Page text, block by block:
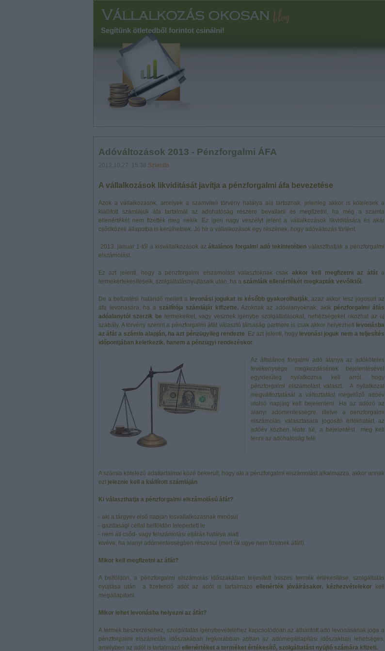
Segítünk ötletedből forintot csinálni!
Adóváltozások 2013 - Pénzforgalmi ÁFA
2012.10.27. 15:38 Szianita
A vállalkozások likviditását javítja a pénzforgalmi áfa bevezetése
Azok a vállalkozások, amelyek a számviteli törvény hatálya alá tartoznak, jelenleg akkor is kötelesek a
kiállított számlájuk áfa tartalmát az adóhatóság részére bevallani és megfizetni, ha még a számla
ellenértékét nem fizették meg nekik. Ez igen nagy veszélyt jelent a vállalkozások likviditására és akár
csődközeli állapotba is kerülhetnek. Jó hír a vállalkozások egy részének, hogy adóváltozás történt.
2013. január 1-től a kisvállalkozások azáltalános forgalmi adó tekintetében választhatják a pénzforgalmi
elszámolást.
Ez azt jelenti, hogy a pénzforgalmi elszámolást választóknak csak akkor kell megfizetni az áfáta
termékértékesítéseik, szolgáltatásnyújtásaik után, ha a számláik ellenértékét megkapták vevőiktől.
De a befizetési határidő mellett a levonási jogukat is később gyakorolhatják, azaz akkor lesz jogosult az
áfa levonására, ha a szállítója számláját kifizette. Azoknak az adóalanyoknak, akik pénzforgalmi áfás
adóalanytól szerzik be termékeiket, vagy vesznek igénybe szolgáltatásokat, nehézségeket okozhat az új
szabály. A törvény szerint a pénzforgalmi áfát választó társaság partnere is csak akkor helyezheti levonásba
az áfát a számla alapján, ha azt pénzügyileg rendezte. Ez azt jelenti, hogy levonási joguk nem a teljesítés
időpontjában keletkezik, hanem a pénzügyi rendezéskor.
Az általános forgalmi adó alanya az adóköteles
tevékenysége megkezdésének bejelentésével
egyidejűleg nyilatkoznia kell arról, hogy
pénzforgalmi elszámolást választ. A nyilatkozat
megváltoztatását a változtatást megelőző adóév
utolsó napjáig kell bejelenteni. Ha az adózó az
alanyi adómentességre, illetve a pénzforgalmi
elszámolás választására jogosító értékhatárt az
adóév közben lépte túl, a bejelentést meg kell
tenni az adóhatóság felé.
A számla kötelező adattartalmai közé bekerült, hogy aki a pénzforgalmi elszámolást alkalmazza, akkor annak
ezt jeleznie kell a kiállított számláján.
Ki választhatja a pénzforgalmi elszámolású áfát?
- aki a tárgyév első napján kisvállalkozásnak minősül
- gazdasági céllal belföldön telepedett le
- nem áll csőd- vagy felszámolási eljárás hatálya alatt
kivéve, ha alanyi adómentességben részesül (mert ők ugye nem fizetnek áfát!).
Mikor kell megfizetni az áfát?
A belföldön, a pénzforgalmi elszámolás időszakában teljesített összes termék értékesítése, szolgáltatás
nyújtása után a fizetendő adót az adót is tartalmazó ellenérték jóváírásakor, kézhezvételekorkell
megállapítani.
Mikor lehet levonásba helyezni az áfát?
A termék beszerzéséhez, szolgáltatás igénybevételéhez kapcsolódóan az áthárított adó levonásának joga a
pénzforgalmi elszámolás időszakában legkorábban abban az adómegállapítási időszakban lehetséges,
amelyben az adót is tartalmazó ellenértéket a terméket értékesítő, szolgáltatást nyújtó számára kfizeti.